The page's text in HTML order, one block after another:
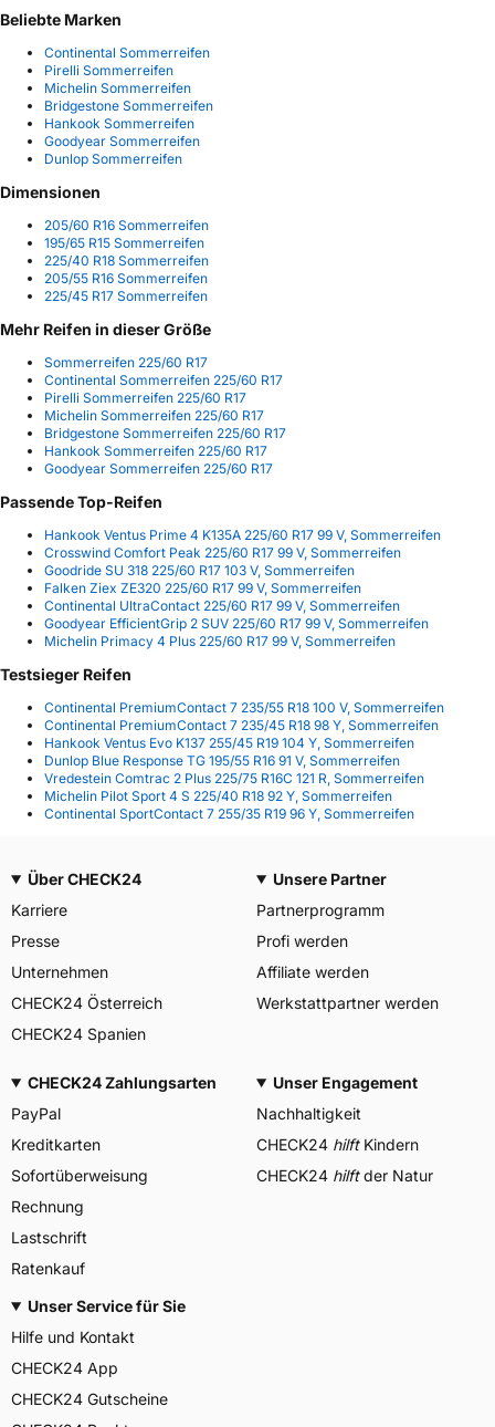
Beliebte Marken
Continental Sommerreifen
Pirelli Sommerreifen
Michelin Sommerreifen
Bridgestone Sommerreifen
Hankook Sommerreifen
Goodyear Sommerreifen
Dunlop Sommerreifen
Dimensionen
205/60 R16 Sommerreifen
195/65 R15 Sommerreifen
225/40 R18 Sommerreifen
205/55 R16 Sommerreifen
225/45 R17 Sommerreifen
Mehr Reifen in dieser Größe
Sommerreifen 225/60 R17
Continental Sommerreifen 225/60 R17
Pirelli Sommerreifen 225/60 R17
Michelin Sommerreifen 225/60 R17
Bridgestone Sommerreifen 225/60 R17
Hankook Sommerreifen 225/60 R17
Goodyear Sommerreifen 225/60 R17
Passende Top-Reifen
Hankook Ventus Prime 4 K135A 225/60 R17 99 V, Sommerreifen
Crosswind Comfort Peak 225/60 R17 99 V, Sommerreifen
Goodride SU 318 225/60 R17 103 V, Sommerreifen
Falken Ziex ZE320 225/60 R17 99 V, Sommerreifen
Continental UltraContact 225/60 R17 99 V, Sommerreifen
Goodyear EfficientGrip 2 SUV 225/60 R17 99 V, Sommerreifen
Michelin Primacy 4 Plus 225/60 R17 99 V, Sommerreifen
Testsieger Reifen
Continental PremiumContact 7 235/55 R18 100 V, Sommerreifen
Continental PremiumContact 7 235/45 R18 98 Y, Sommerreifen
Hankook Ventus Evo K137 255/45 R19 104 Y, Sommerreifen
Dunlop Blue Response TG 195/55 R16 91 V, Sommerreifen
Vredestein Comtrac 2 Plus 225/75 R16C 121 R, Sommerreifen
Michelin Pilot Sport 4 S 225/40 R18 92 Y, Sommerreifen
Continental SportContact 7 255/35 R19 96 Y, Sommerreifen
Über CHECK24
Karriere
Presse
Unternehmen
CHECK24 Österreich
CHECK24 Spanien
Unsere Partner
Partnerprogramm
Profi werden
Affiliate werden
Werkstattpartner werden
CHECK24 Zahlungsarten
PayPal
Kreditkarten
Sofortüberweisung
Rechnung
Lastschrift
Ratenkauf
Unser Engagement
Nachhaltigkeit
CHECK24 hilftKindern
CHECK24 hilftder Natur
Unser Service für Sie
Hilfe und Kontakt
CHECK24 App
CHECK24 Gutscheine